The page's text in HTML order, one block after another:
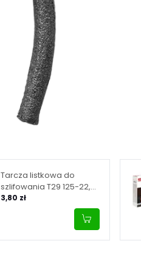
Tarcza listkowa do
szlifowania T29 125-22,
granulacja 80
3,80 zł